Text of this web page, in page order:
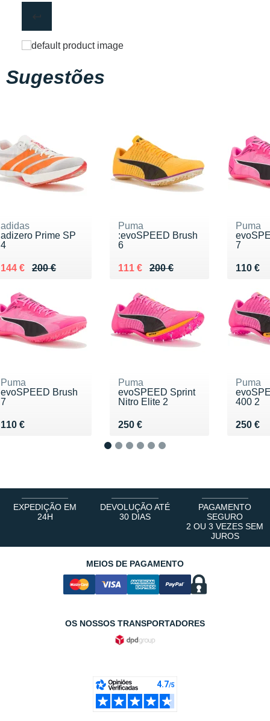
Sugestões
adidas
adizero Prime SP
4
200 €
Au lieu de 200 €
144 €
Vendu 144 €
Puma
:evoSPEED Brush
6
200 €
Au lieu de 200 €
111 €
Vendu 111 €
Puma
7
110 €
Vendu
Puma
evoSPEED Brush
7
110 €
Vendu 110 €
Puma
evoSPEED Sprint
Nitro Elite 2
250 €
Vendu 250 €
Puma
400 2
250 €
Vendu
EXPEDIÇÃO EM
24H
DEVOLUÇÃO ATÉ
30 DIAS
PAGAMENTO
SEGURO
2 OU 3 VEZES SEM
JUROS
MEIOS DE PAGAMENTO
OS NOSSOS TRANSPORTADORES